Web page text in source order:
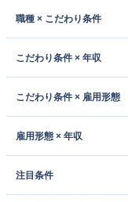
職種 × こだわり条件
こだわり条件 × 年収
こだわり条件 × 雇用形態
雇用形態 × 年収
注目条件